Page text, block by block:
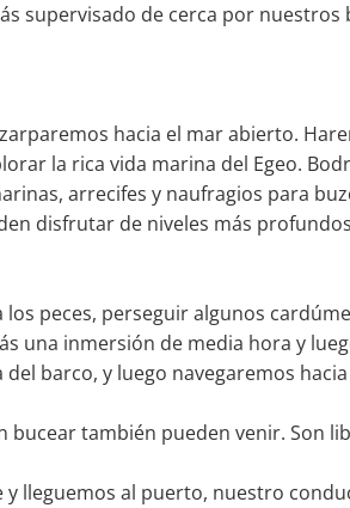
supervisado de cerca por
hacia el mar abierto.
la rica vida marina del Egeo.
arrecifes y naufragios para
disfrutar de niveles más
peces, perseguir algunos
una inmersión de media hora y
barco, y luego navegaremos
bucear también pueden venir. Son
lleguemos al puerto, nuestro